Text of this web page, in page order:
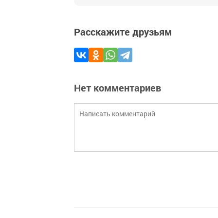
Расскажите друзьям
Нет комментариев